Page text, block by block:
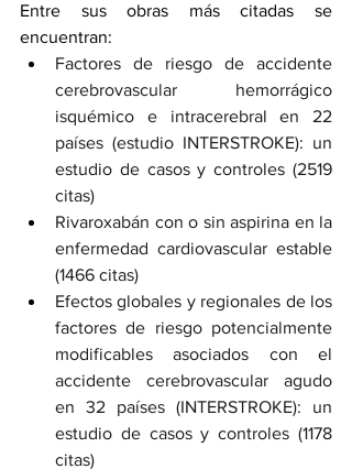
Entre sus obras más citadas se
encuentran:
Factores de riesgo de accidente
cerebrovascular hemorrágico
isquémico e intracerebral en 22
países (estudio INTERSTROKE): un
estudio de casos y controles (2519
citas)
Rivaroxabán con o sin aspirina en la
enfermedad cardiovascular estable
(1466 citas)
Efectos globales y regionales de los
factores de riesgo potencialmente
modificables asociados con el
accidente cerebrovascular agudo
en 32 países (INTERSTROKE): un
estudio de casos y controles (1178
citas)